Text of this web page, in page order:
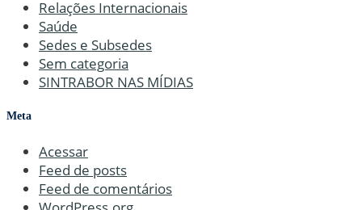
Relações Internacionais
Saúde
Sedes e Subsedes
Sem categoria
SINTRABOR NAS MÍDIAS
Meta
Acessar
Feed de posts
Feed de comentários